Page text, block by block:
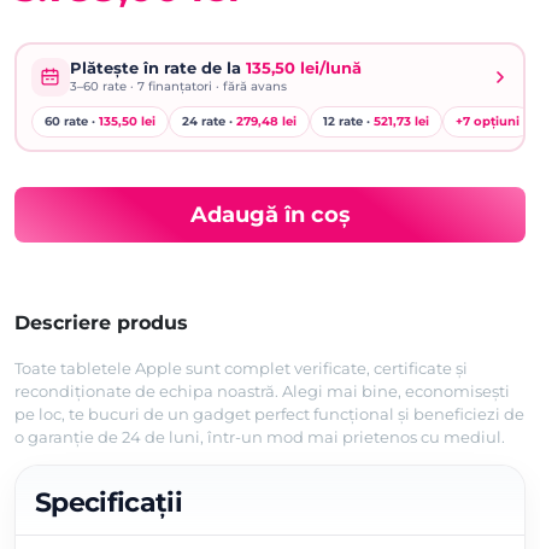
inițial
fost:
6.299,00 lei.
curent
este:
5.799,00 lei.
Plătește în rate de la 135,50 lei/lună
3–60rate · 7finanțatori · fără avans
60 rate · 135,50 lei 24 rate · 279,48 lei 12 rate · 521,73 lei +7opțiuni
Adaugă în coș
Descriere produs
Toate tabletele Apple sunt complet verificate, certificate și
recondiționate de echipa noastră. Alegi mai bine, economisești
pe loc, te bucuri de un gadget perfect funcțional și beneficiezi de
o garanție de 24 de luni, într-un mod mai prietenos cu mediul.
Specificații